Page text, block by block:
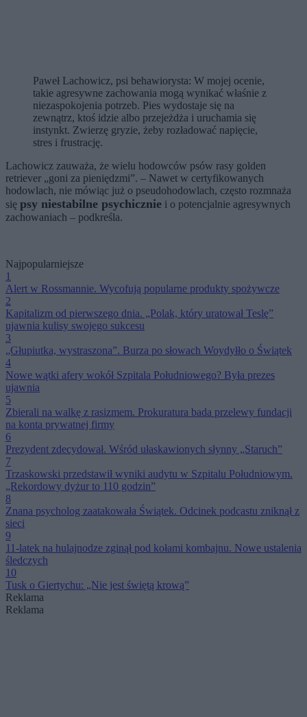
Paweł Lachowicz, psi behawiorysta: W mojej ocenie,
takie agresywne zachowania mogą wynikać właśnie z
niezaspokojenia potrzeb. Pies wydostaje się na
zewnątrz, ktoś idzie albo przejeżdża i uruchamia się
instynkt. Zwierzę gryzie, żeby rozładować napięcie,
stres i frustrację.
Lachowicz zauważa, że wielu hodowców psów rasy golden
retriever „goni za pieniędzmi”. – Nawet w certyfikowanych
hodowlach, nie mówiąc już o pseudohodowlach, często rozmnaża
się psy niestabilne psychicznie i o potencjalnie agresywnych
zachowaniach – podkreśla.
Najpopularniejsze
1
Alert w Rossmannie. Wycofują popularne produkty spożywcze
2
Kapitalizm od pierwszego dnia. „Polak, który uratował Teslę”
ujawnia kulisy swojego sukcesu
3
„Głupiutka, wystraszona”. Burza po słowach Woydyłło o Świątek
4
Nowe wątki afery wokół Szpitala Południowego? Była prezes
ujawnia
5
Zbierali na walkę z rasizmem. Prokuratura bada przelewy fundacji
na konta prywatnej firmy
6
Prezydent zdecydował. Wśród ułaskawionych słynny „Staruch”
7
Trzaskowski przedstawił wyniki audytu w Szpitalu Południowym.
„Rekordowy dyżur to 110 godzin”
8
Znana psycholog zaatakowała Świątek. Odcinek podcastu zniknął z
sieci
9
11-latek na hulajnodze zginął pod kołami kombajnu. Nowe ustalenia
śledczych
10
Tusk o Giertychu: „Nie jest świętą krową”
Reklama
Reklama